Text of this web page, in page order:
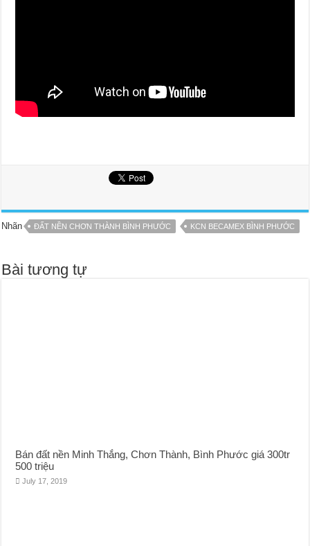
Nhãn ĐẤT NỀN CHƠN THÀNH BÌNH PHƯỚC KCN BECAMEX BÌNH PHƯỚC
Bài tương tự
Bán đất nền Minh Thắng, Chơn Thành, Bình Phước giá 300tr
500 triệu
July 17, 2019